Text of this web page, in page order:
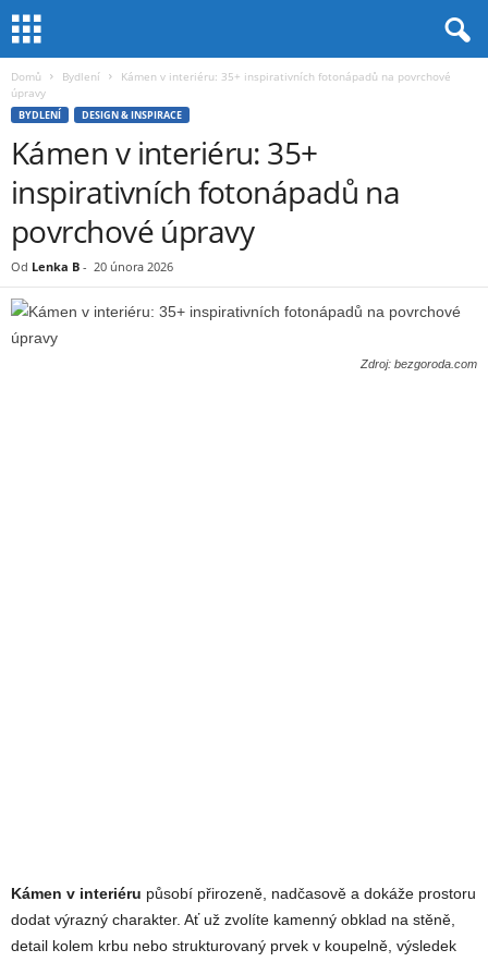
Domů Bydlení
Kámen v interiéru: 35+ inspirativních fotonápadů na povrchové
úpravy
BYDLENÍ DESIGN & INSPIRACE
Kámen v interiéru: 35+
inspirativních fotonápadů na
povrchové úpravy
Od Lenka B - 20 února 2026
Zdroj: bezgoroda.com
Kámen v interiéru působí přirozeně, nadčasově a dokáže prostoru
dodat výrazný charakter. Ať už zvolíte kamenný obklad na stěně,
detail kolem krbu nebo strukturovaný prvek v koupelně, výsledek